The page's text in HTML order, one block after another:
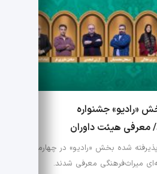
«رادیو» جشنواره
معرفی هیئت داوران
شده بخش «رادیو» در چهارمین
میراث‌فرهنگی معرفی شدند.